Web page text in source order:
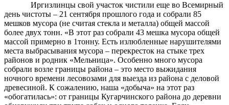
Иргизлинцы свой участок чистили еще во Всемирный
день чистоты – 21 сентября прошлого года и собрали 85
мешков мусора (не считая стекла и металла) общей массой
более двух тонн. «В этот раз собрали 43 мешка мусора общей
массой примерно в 1тонну. Есть излюбленные нарушителями
места выбрасывания мусора – перекресток на стыке трех
районов и родник «Мельница». Особенно много мусора
собрали возле границы района – это место выжидания
ночного времени лесовозами для выезда из района с деловой
древесиной. К сожалению, наша «добыча» на этот раз
«обогатилась»: от границы Кугарчинского района до деревни